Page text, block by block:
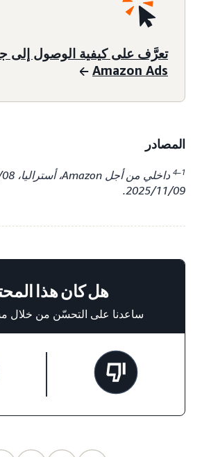
تعرَّف على كيفية الوصول إلى
Amazon Ads
المصادر
1–4
2025/11/09.
هل كان هذا
ساعدنا على التحسّن من خلال